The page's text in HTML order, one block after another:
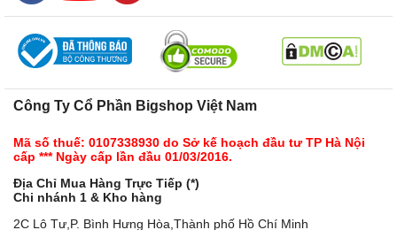
Công Ty Cổ Phần Bigshop Việt Nam
Mã số thuế: 0107338930 do Sở kế hoạch đầu tư TP Hà Nội
cấp *** Ngày cấp lần đầu 01/03/2016.
Địa Chỉ Mua Hàng Trực Tiếp (*)
Chi nhánh 1 & Kho hàng
2C Lô Tư,P. Bình Hưng Hòa,Thành phố Hồ Chí Minh